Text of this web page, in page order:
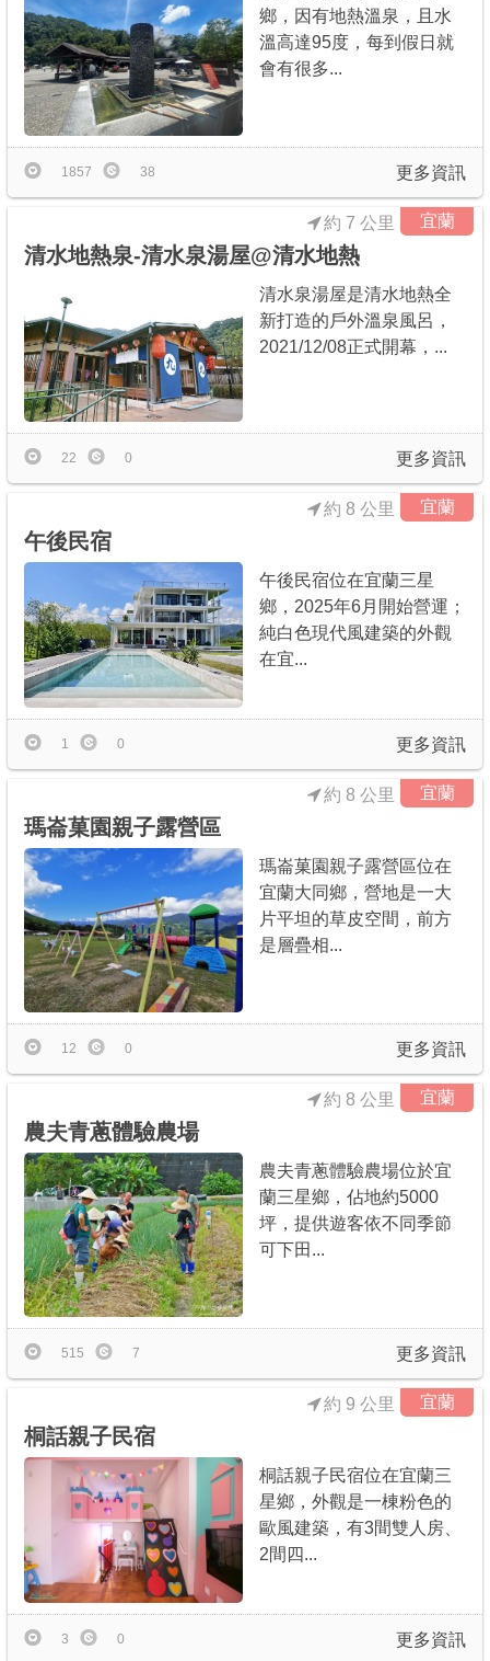
鄉，因有地熱溫泉，且水
溫高達95度，每到假日就
會有很多...
更多資訊
1857 38
宜蘭
清水地熱泉-清水泉湯屋@清水地熱
約 7 公里
清水泉湯屋是清水地熱全
新打造的戶外溫泉風呂，
2021/12/08正式開幕，...
更多資訊
22 0
宜蘭
午後民宿
約 8 公里
午後民宿位在宜蘭三星
鄉，2025年6月開始營運；
純白色現代風建築的外觀
在宜...
更多資訊
1 0
宜蘭
瑪崙菓園親子露營區
約 8 公里
瑪崙菓園親子露營區位在
宜蘭大同鄉，營地是一大
片平坦的草皮空間，前方
是層疊相...
更多資訊
12 0
宜蘭
農夫青蔥體驗農場
約 8 公里
農夫青蔥體驗農場位於宜
蘭三星鄉，佔地約5000
坪，提供遊客依不同季節
可下田...
更多資訊
515 7
宜蘭
桐話親子民宿
約 9 公里
桐話親子民宿位在宜蘭三
星鄉，外觀是一棟粉色的
歐風建築，有3間雙人房、
2間四...
更多資訊
3 0